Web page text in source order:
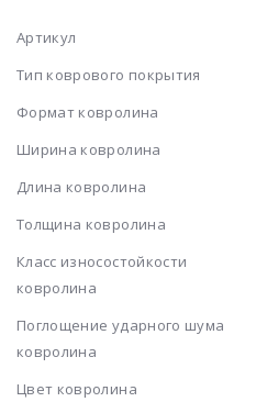
Артикул
Тип коврового покрытия
Формат ковролина
Ширина ковролина
Длина ковролина
Толщина ковролина
Класс износостойкости
ковролина
Поглощение ударного шума
ковролина
Цвет ковролина